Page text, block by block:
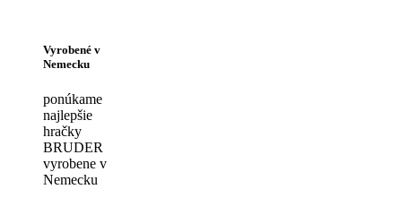
Vyrobené v
Nemecku
ponúkame
najlepšie
hračky
BRUDER
vyrobene v
Nemecku